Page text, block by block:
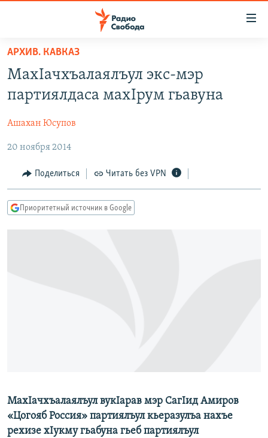
упрощенного
доступа
основному
Вернутся
главной
навигации
Вернутся
АВТОРСКИЕ ПРОЕКТЫ
ЦИТАТЫ СВОБОДЫ
МНЕНИЯ
КУЛЬТУРА
IDEL.РЕАЛИИ
КАВКАЗ.РЕАЛИИ
Все сайты РСЕ/РС
АРХИВ. КАВКАЗ
МахIачхъалаялъул экс-мэр
партиялдаса махIрум гьавуна
Ашахан Юсупов
20 ноября 2014
Поделиться Читать без VPN
Приоритетный источник в Google
МахIачхъалаялъул вукIарав мэр СагIид Амиров
«Цогояб Россия» партиялъул кьеразулъа нахъе
рехизе хIукму гьабуна гьеб партиялъул